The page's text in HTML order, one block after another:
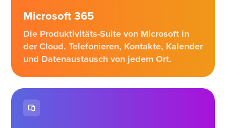
Microsoft 365
Die Produktivitäts-Suite von Microsoft in
der Cloud. Telefonieren, Kontakte, Kalender
und Datenaustausch von jedem Ort.